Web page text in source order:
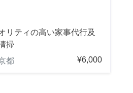
リティの高い家事代行及
掃
都
¥6,000